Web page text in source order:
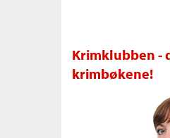
Krimklubben -
krimbøkene!